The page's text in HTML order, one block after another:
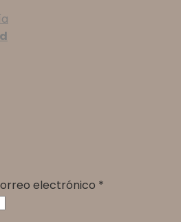
electrónico *